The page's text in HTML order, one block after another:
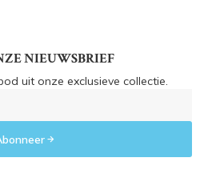
NIEUWSBRIEF
uit onze exclusieve collectie.